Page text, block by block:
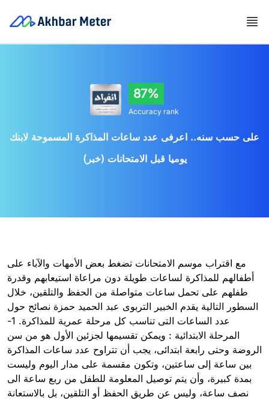
87%
Accuracy rank
على حسب سنه.. اعرفى عدد ساعات المذاكرة المسموحة لابنك
يوميا قبل الامتحانات (خبر)
مع اقتراب موسم الامتحانات تضغط بعض الأمهات والآباء على
أطفالهم للمذاكرة لساعات طويلة دون مراعاة استيعابهم وقدرة
طفلهم على تحمل ساعات متواصلة من الحفظ والتلقين، خلال
السطور التالية يقدم الخبير التربوى عبد الحميد حمزة نصائح حول
عدد الساعات التى تناسب كل مرحلة عمرية للمذاكرة. 1-
المرحلة الابتدائية : ويمكن تقسيمها لجزئين الأول هو من سن
الروضة وحتى رابعة ابتدائى، يجب أن تتراوح عدد ساعات المذاكرة
بين ساعة إلى ساعتين، وتكون مقسمة على مدار اليوم وليست
بمدة كبيرة، وأن يتم توصيل المعلومة للطفل من ربع ساعة الى
نصف ساعة، وليس عن طريق الحفظ أو التلقين، بل بالاستعانة